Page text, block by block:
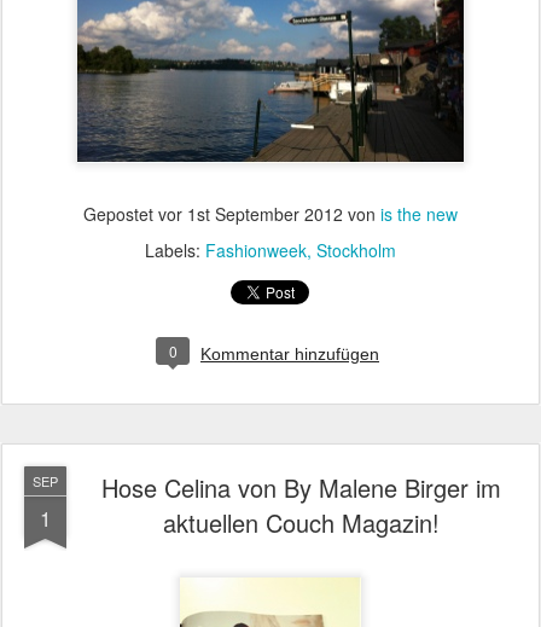
Gepostet vor 1st September 2012 von is the new
Labels: Fashionweek Stockholm
0 Kommentar hinzufügen
SEP
1
Hose Celina von By Malene Birger im
aktuellen Couch Magazin!